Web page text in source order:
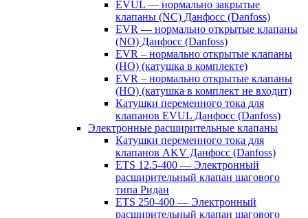
EVUL — нормально закрытые
клапаны (NC) Данфосс (Danfoss)
EVR — нормально открытые клапаны
(NO) Данфосс (Danfoss)
EVR – нормально открытые клапаны
(НО) (катушка в комплекте)
EVR – нормально открытые клапаны
(НО) (катушка в комплект не входит)
Катушки переменного тока для
клапанов EVUL Данфосс (Danfoss)
Электронные расширительные клапаны
Катушки переменного тока для
клапанов AKV Данфосс (Danfoss)
ETS 12.5-400 — Электронный
расширительный клапан шагового
типа Ридан
ETS 250-400 — Электронный
расширительный клапан шагового